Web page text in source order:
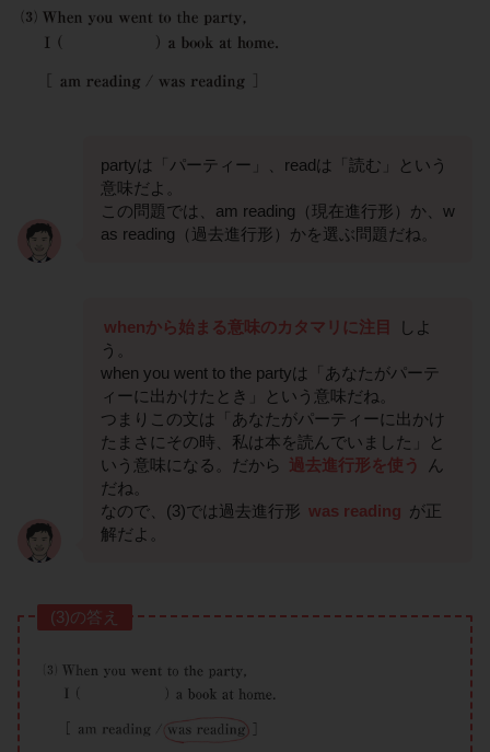
partyは「パーティー」、readは「読む」という
意味だよ。
この問題では、am reading（現在進行形）か、w
as reading（過去進行形）かを選ぶ問題だね。
whenから始まる意味のカタマリに注目
しよ
う。
when you went to the partyは「あなたがパーテ
ィーに出かけたとき」という意味だね。
つまりこの文は「あなたがパーティーに出かけ
たまさにその時、私は本を読んでいました」と
いう意味になる。だから 過去進行形を使う
ん
だね。
なので、(3)では過去進行形 was reading が正
解だよ。
(3)の答え